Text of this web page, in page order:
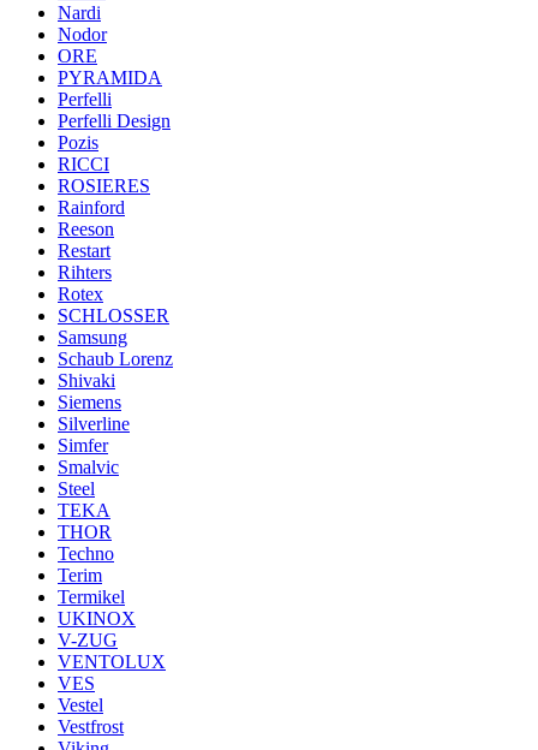
Nardi
Nodor
ORE
PYRAMIDA
Perfelli
Perfelli Design
Pozis
RICCI
ROSIERES
Rainford
Reeson
Restart
Rihters
Rotex
SCHLOSSER
Samsung
Schaub Lorenz
Shivaki
Siemens
Silverline
Simfer
Smalvic
Steel
TEKA
THOR
Techno
Terim
Termikel
UKINOX
V-ZUG
VENTOLUX
VES
Vestel
Vestfrost